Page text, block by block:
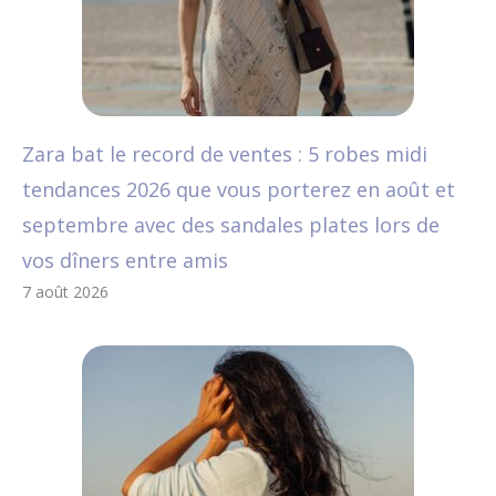
Zara bat le record de ventes : 5 robes midi
tendances 2026 que vous porterez en août et
septembre avec des sandales plates lors de
vos dîners entre amis
7 août 2026